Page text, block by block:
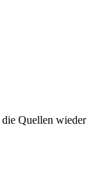
Quellen wieder